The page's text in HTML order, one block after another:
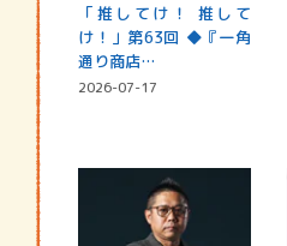
「推してけ！ 推して
け！」第63回 ◆『一角
通り商店…
2026-07-17